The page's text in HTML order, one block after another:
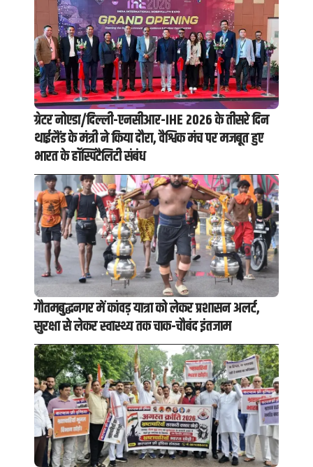
ग्रेटर नोएडा/दिल्ली-एनसीआर-IHE 2026 के तीसरे दिन
थाईलैंड के मंत्री ने किया दौरा, वैश्विक मंच पर मजबूत हुए
भारत के हॉस्पिटैलिटी संबंध
गौतमबुद्धनगर में कांवड़ यात्रा को लेकर प्रशासन अलर्ट,
सुरक्षा से लेकर स्वास्थ्य तक चाक-चौबंद इंतजाम